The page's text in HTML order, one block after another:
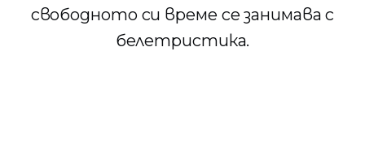
свободното си време се занимава с
белетристика.